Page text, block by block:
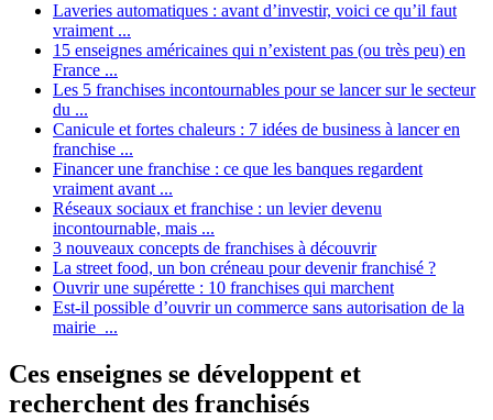
Laveries automatiques : avant d’investir, voici ce qu’il faut
vraiment ...
15 enseignes américaines qui n’existent pas (ou très peu) en
France ...
Les 5 franchises incontournables pour se lancer sur le secteur
du ...
Canicule et fortes chaleurs : 7 idées de business à lancer en
franchise ...
Financer une franchise : ce que les banques regardent
vraiment avant ...
Réseaux sociaux et franchise : un levier devenu
incontournable, mais ...
3 nouveaux concepts de franchises à découvrir
La street food, un bon créneau pour devenir franchisé ?
Ouvrir une supérette : 10 franchises qui marchent
Est-il possible d’ouvrir un commerce sans autorisation de la
mairie ...
Ces enseignes se développent et
recherchent des franchisés